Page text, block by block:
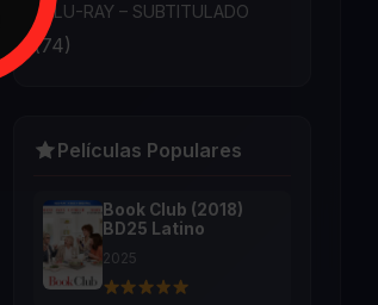
BLU-RAY – SUBTITULADO
(74)
Películas Populares
Book Club (2018)
BD25 Latino
2025